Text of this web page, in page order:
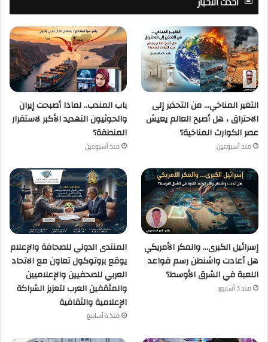
التغير المناخي… من التحذير إلى
الاحتراق ، هل أصبح العالم يعيش
عصر الكوارث المناخية؟
منذ أسبوعين
باب المندب.. لماذا أصبحت إيران
والحوثيون التهديد الأكبر لاستقرار
المنطقة؟
منذ أسبوعين
إسرائيل الكبرى… والمكر الأمريكي
هل أعادت واشنطن رسم قواعد
اللعبة في الشرق الأوسط؟
منذ 3 أسابيع
المنتدى الدولي للصحافة والإعلام
يوقع بروتوكول تعاون مع الاتحاد
العربي للصحفيين والإعلاميين
والمثقفين العرب لتعزيز الشراكة
الإعلامية والثقافية
منذ 4 أسابيع